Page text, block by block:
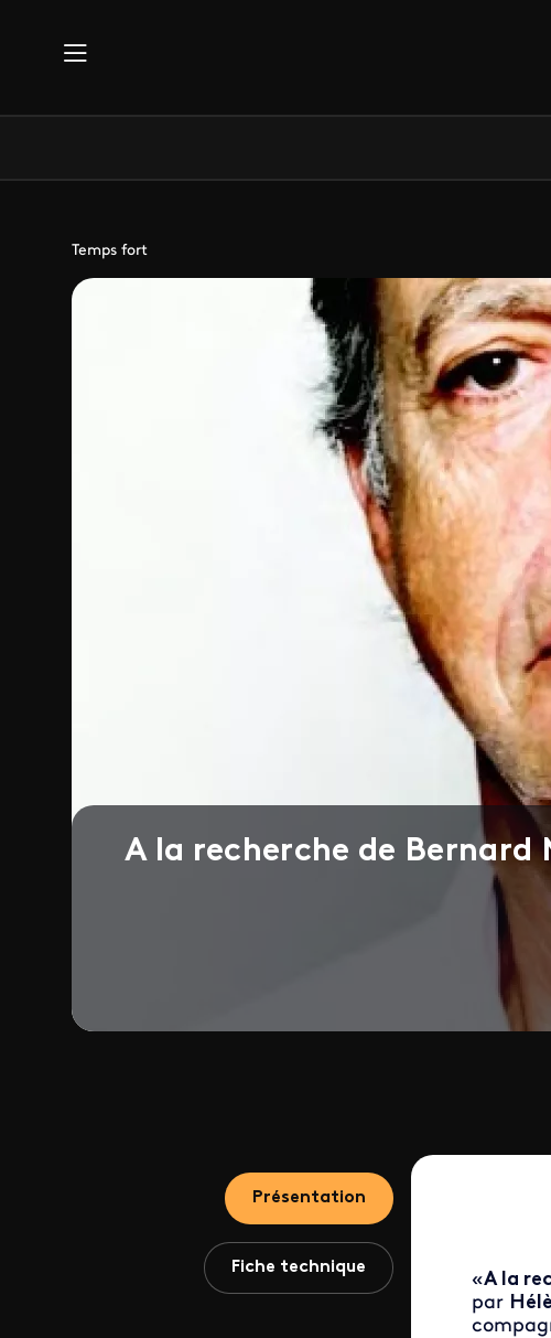
Temps fort
A la recherche de
Présentation
Fiche technique
«A la
par